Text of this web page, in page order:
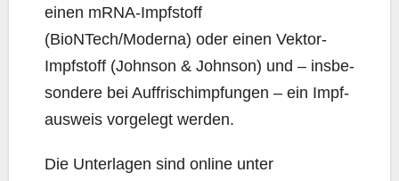
einen mRNA-Impf­stoff
(BioNTech/Moderna) oder einen Vek­tor-
Impf­stoff (John­son & John­son) und – ins­be­
son­de­re bei Auf­frisch­imp­fun­gen – ein Impf­
aus­weis vor­ge­legt werden.
Die Unter­la­gen sind online unter